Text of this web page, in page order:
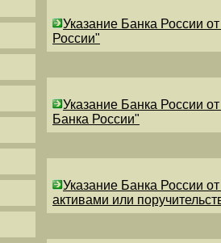
Указание Банка России
России"
Указание Банка России
Банка России"
Указание Банка России
активами или